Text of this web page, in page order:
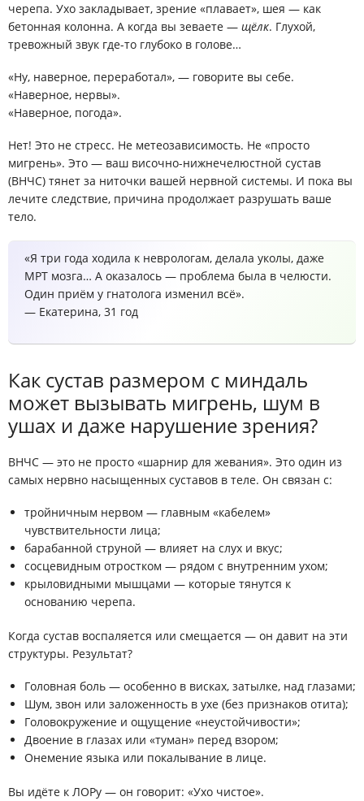
черепа. Ухо закладывает, зрение «плавает», шея — как
бетонная колонна. А когда вы зеваете — щёлк. Глухой,
тревожный звук где-то глубоко в голове…
«Ну, наверное, переработал», — говорите вы себе.
«Наверное, нервы».
«Наверное, погода».
Нет! Это не стресс. Не метеозависимость. Не «просто
мигрень». Это — ваш височно-нижнечелюстной сустав
(ВНЧС) тянет за ниточки вашей нервной системы. И пока вы
лечите следствие, причина продолжает разрушать ваше
тело.
«Я три года ходила к неврологам, делала уколы, даже
МРТ мозга… А оказалось — проблема была в челюсти.
Один приём у гнатолога изменил всё».
— Екатерина, 31 год
Как сустав размером с миндаль
может вызывать мигрень, шум в
ушах и даже нарушение зрения?
ВНЧС — это не просто «шарнир для жевания». Это один из
самых нервно насыщенных суставов в теле. Он связан с:
тройничным нервом — главным «кабелем»
чувствительности лица;
барабанной струной — влияет на слух и вкус;
сосцевидным отростком — рядом с внутренним ухом;
крыловидными мышцами — которые тянутся к
основанию черепа.
Когда сустав воспаляется или смещается — он давит на эти
структуры. Результат?
Головная боль — особенно в висках, затылке, над глазами;
Шум, звон или заложенность в ухе (без признаков отита);
Головокружение и ощущение «неустойчивости»;
Двоение в глазах или «туман» перед взором;
Онемение языка или покалывание в лице.
Вы идёте к ЛОРу — он говорит: «Ухо чистое».